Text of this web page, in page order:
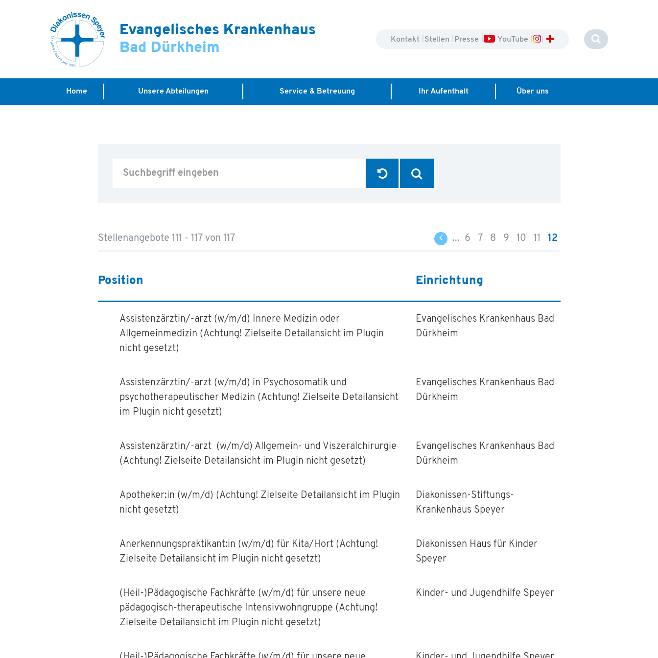
Evangelisches Krankenhaus
Bad Dürkheim
Kontakt Stellen Presse YouTube
Home Unsere Abteilungen Service & Betreuung Ihr Aufenthalt Über uns
Stellenangebote 111 - 117 von 117 ... 6 7 8 9 10 11 12
Position Einrichtung
Assistenzärztin/-arzt (w/m/d) Innere Medizin oder
Allgemeinmedizin (Achtung! Zielseite Detailansicht im Plugin
nicht gesetzt)
Evangelisches Krankenhaus Bad
Dürkheim
Assistenzärztin/-arzt (w/m/d) in Psychosomatik und
psychotherapeutischer Medizin (Achtung! Zielseite Detailansicht
im Plugin nicht gesetzt)
Evangelisches Krankenhaus Bad
Dürkheim
Assistenzärztin/-arzt (w/m/d) Allgemein- und Viszeralchirurgie
(Achtung! Zielseite Detailansicht im Plugin nicht gesetzt)
Evangelisches Krankenhaus Bad
Dürkheim
Apotheker:in (w/m/d) (Achtung! Zielseite Detailansicht im Plugin
nicht gesetzt)
Diakonissen-Stiftungs-
Krankenhaus Speyer
Anerkennungspraktikant:in (w/m/d) für Kita/Hort (Achtung!
Zielseite Detailansicht im Plugin nicht gesetzt)
Diakonissen Haus für Kinder
Speyer
(Heil-)Pädagogische Fachkräfte (w/m/d) für unsere neue
pädagogisch-therapeutische Intensivwohngruppe (Achtung!
Zielseite Detailansicht im Plugin nicht gesetzt)
Kinder- und Jugendhilfe Speyer